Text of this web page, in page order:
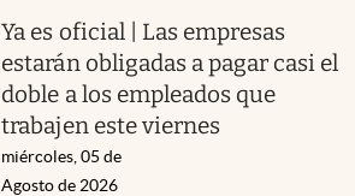
Ya es oficial | Las empresas
estarán obligadas a pagar casi el
doble a los empleados que
trabajen este viernes
miércoles, 05 de
Agosto de 2026